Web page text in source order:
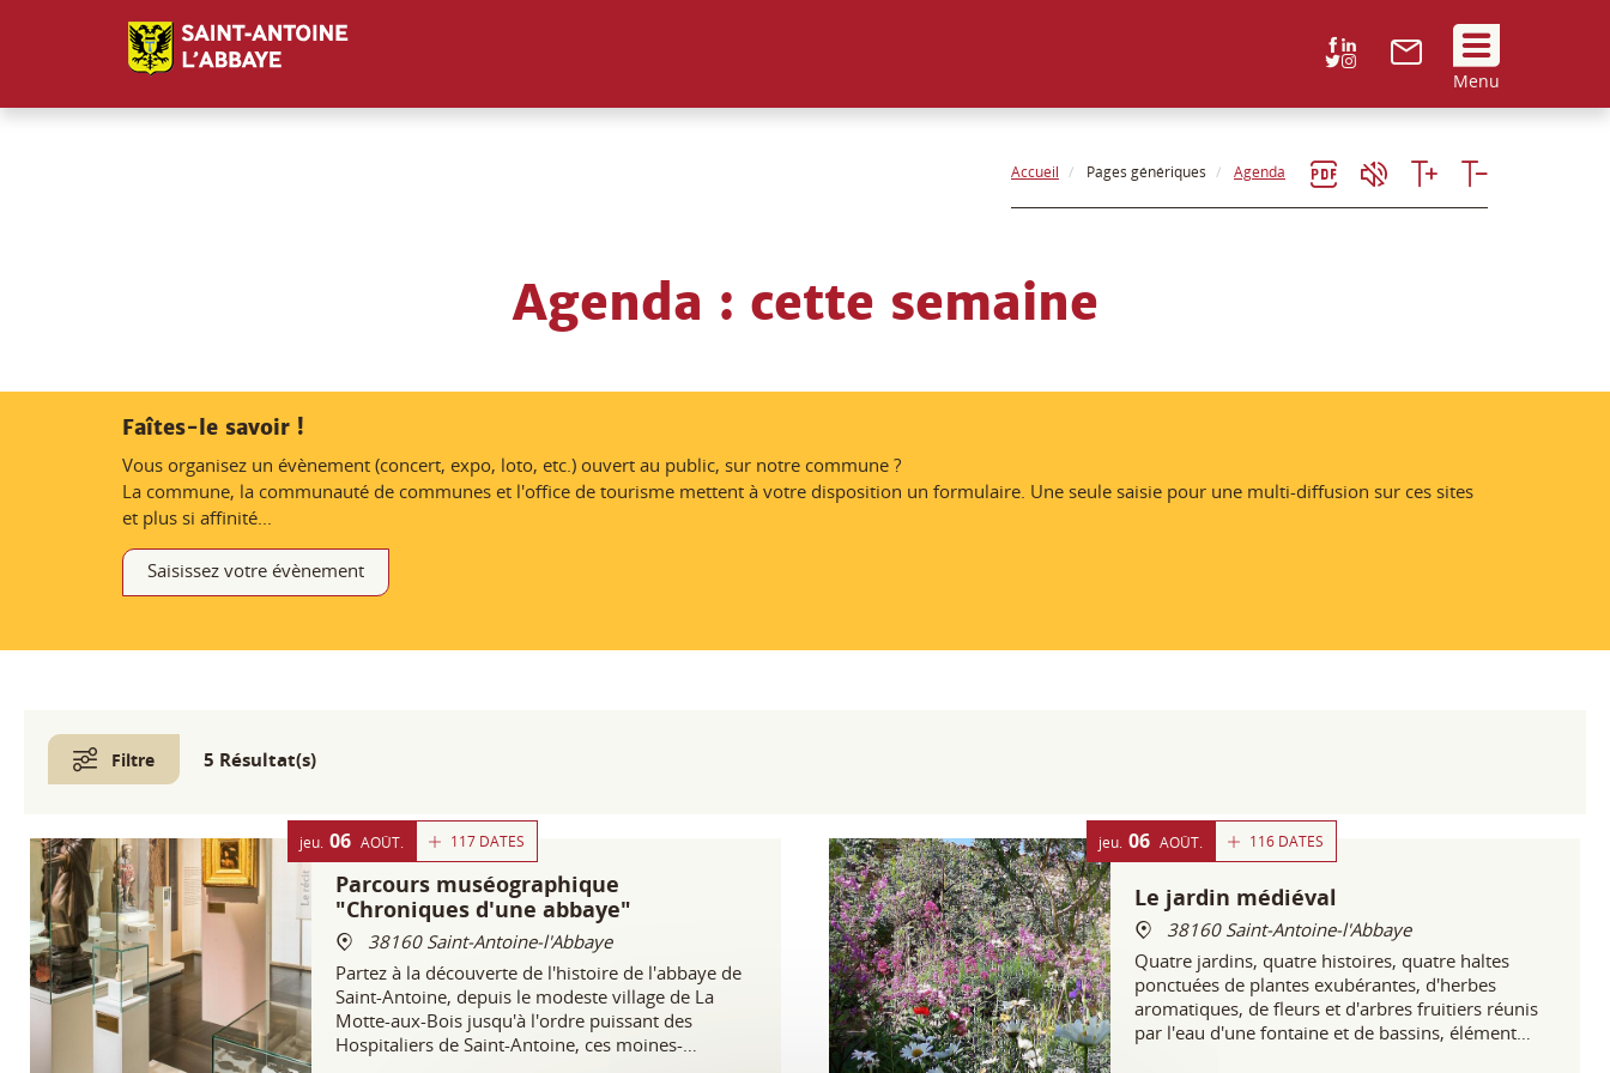
Suivez
!
Menu
Accueil Pages génériques Agenda
Agenda : cette semaine
Faîtes-le savoir !
Vous organisez un évènement (concert, expo, loto, etc.) ouvert au public, sur notre commune ?
La commune, la communauté de communes et l'office de tourisme mettent à votre disposition un formulaire. Une seule saisie pour une multi-diffusion sur ces sites
et plus si affinité...
Saisissez votre évènement
Filtre 5 Résultat(s)
117 DATES
jeu. 06 AOÛT
Parcours muséographique
"Chroniques d'une abbaye"
38160 Saint-Antoine-l'Abbaye
Partez à la découverte de l'histoire de l'abbaye de
Saint-Antoine, depuis le modeste village de La
Motte-aux-Bois jusqu'à l'ordre puissant des
Hospitaliers de Saint-Antoine, ces moines-
116 DATES
jeu. 06 AOÛT
Le jardin médiéval
38160 Saint-Antoine-l'Abbaye
Quatre jardins, quatre histoires, quatre haltes
ponctuées de plantes exubérantes, d'herbes
aromatiques, de fleurs et d'arbres fruitiers réunis
par l'eau d'une fontaine et de bassins, élément